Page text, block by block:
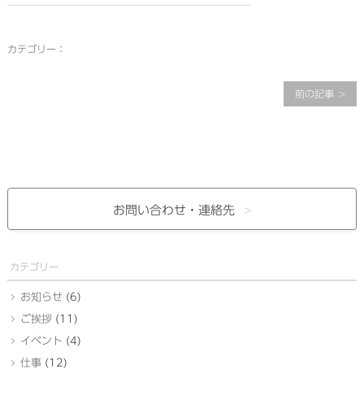
カテゴリー：
前の記事
お問い合わせ・ 連絡先
カテゴリー
お知らせ (6)
ご挨拶(11)
イベント (4)
仕事(12)